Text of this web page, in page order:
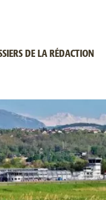
DE LA RÉDACTION